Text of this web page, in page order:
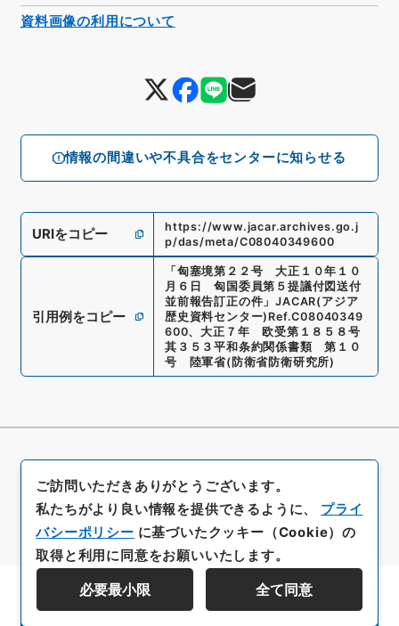
情報の間違いや不具合をセンターに知らせる
URIをコピー
https://www.jacar.archives.go.j
p/das/meta/C08040349600
引用例をコピー
「 匈塞境第２２号 大正１０年１０
月６日 匈国委員第５提議付図送付
並前報告訂正の件 」JACAR(アジア
歴史資料センター) Ref.C08040349
600、大正７年 欧受第１８５８号
其３５３平和条約関係書類 第１０
号 陸軍省( 防衛省防衛研究所)
資料画像の利用について
資料群階層を表示する
ご訪問いただきありがとうございます。
私たちがより良い情報を提供できるように、 プライ
バシーポリシー に基づいたクッキー（Cookie）の
取得と利用に同意をお願いいたします。
必要最小限 全て同意